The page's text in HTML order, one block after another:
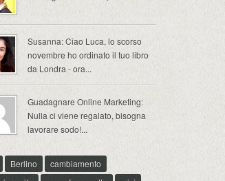
Susanna: Ciao Luca, lo scorso
novembre ho ordinato il tuo libro
da Londra - ora...
Guadagnare Online Marketing:
Nulla ci viene regalato, bisogna
lavorare sodo!...
Berlino
cambiamento